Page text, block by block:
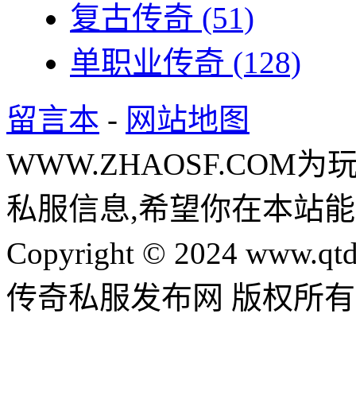
复古传奇 (51)
单职业传奇 (128)
留言本 - 网站地图
WWW.ZHAOSF.COM为
私服信息,希望你在本站
Copyright © 2024
传奇私服发布网 版权所有